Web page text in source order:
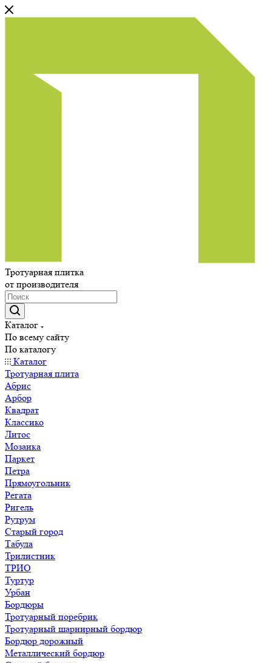
Тротуарная плитка
от производителя
Каталог
По всему сайту
По каталогу
Каталог
Тротуарная плита
Абрис
Арбор
Квадрат
Классико
Литос
Мозаика
Паркет
Петра
Прямоугольник
Регата
Ригель
Рутрум
Старый город
Табула
Трилистник
ТРИО
Туртур
Урбан
Бордюры
Тротуарный поребрик
Тротуарный шарнирный бордюр
Бордюр дорожный
Металлический бордюр